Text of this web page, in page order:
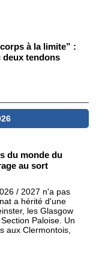
à la limite” :
deux tendons
du monde du
au sort
/ 2027 n'a pas
a hérité d'une
les Glasgow
Paloise. Un
aux Clermontois,